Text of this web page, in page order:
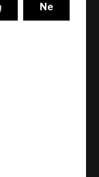
Ne